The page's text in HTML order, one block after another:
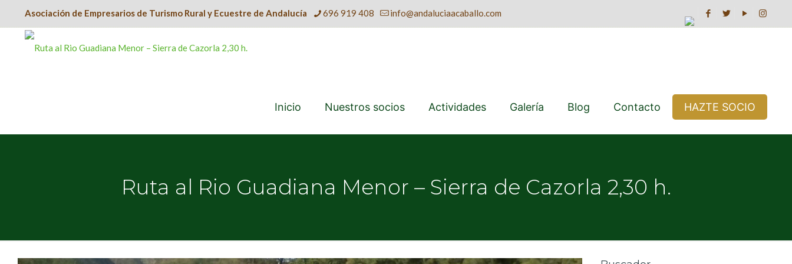
Asociación de Empresarios de Turismo Rural y Ecuestre de Andalucía 696 919 408 info@andaluciaacaballo.com
Inicio Nuestros socios Actividades Galería Blog Contacto HAZTE SOCIO
Ruta al Rio Guadiana Menor – Sierra de Cazorla 2,30 h.